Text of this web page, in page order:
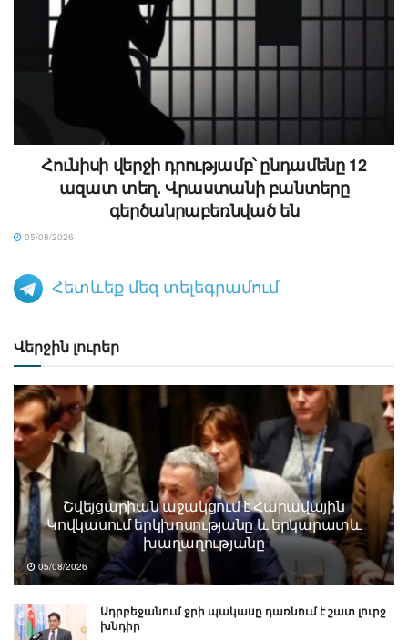
Հունիսի վերջի դրությամբ՝ ընդամենը 12
ազատ տեղ. Վրաստանի բանտերը
գերծանրաբեռնված են
05/08/2026
Հետևեք մեզ տելեգրամում
Վերջին լուրեր
Շվեյցարիան աջակցում է Հարավային
Կովկասում երկխոսությանը և երկարատև
խաղաղությանը
05/08/2026
Ադրբեջանում ջրի պակասը դառնում է շատ լուրջ
խնդիր